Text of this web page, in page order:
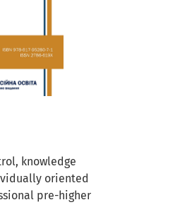
knowledge
oriented
pre-higher